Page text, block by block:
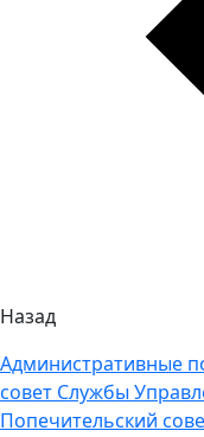
Назад
Административные
совет Службы
Попечительский